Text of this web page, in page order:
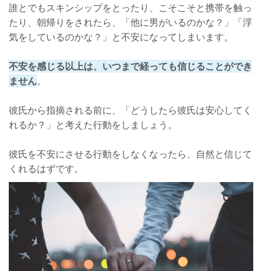
誰とでもスキンシップをとったり、こそこそと携帯を触っ
たり、朝帰りをされたら、「他に男がいるのかな？」「浮
気をしているのかな？」と不安になってしまいます。
不安を感じる以上は、いつまで経っても信じることができ
ません。
彼氏から指摘される前に、「どうしたら彼氏は安心してく
れるか？」と考えた行動をしましょう。
彼氏を不安にさせる行動をしなくなったら、自然と信じて
くれるはずです。